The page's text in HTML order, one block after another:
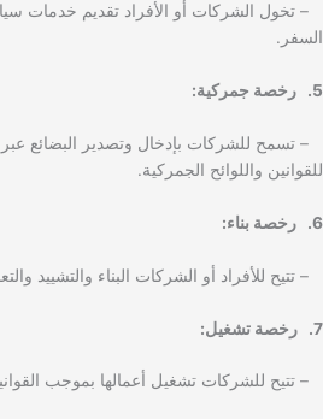
– تخول الشركات أو الأفراد تقديم خدمات
السفر.
5. رخصة جمركية:
– تسمح للشركات بإدخال وتصدير البضائع عبر
للقوانين واللوائح الجمركية.
6. رخصة بناء:
– تتيح للأفراد أو الشركات البناء والتشييد
7. رخصة تشغيل:
– تتيح للشركات تشغيل أعمالها بموجب